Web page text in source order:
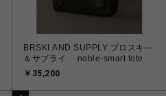
BRSKI AND SUPPLY ブロスキ―
＆サプライ noble-smart tote
￥35,200